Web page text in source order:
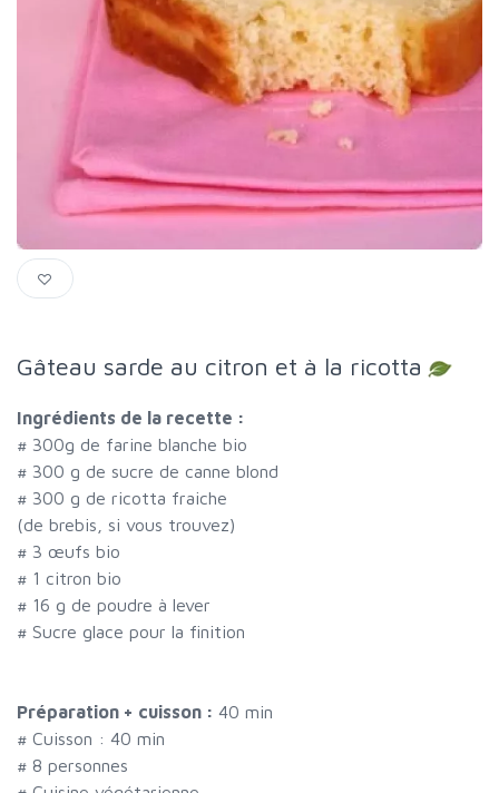
Gâteau sarde au citron et à la ricotta
Ingrédients de la recette :
# 300g de farine blanche bio
# 300 g de sucre de canne blond
# 300 g de ricotta fraiche
(de brebis, si vous trouvez)
# 3 œufs bio
# 1 citron bio
# 16 g de poudre à lever
# Sucre glace pour la finition
Préparation + cuisson : 40 min
# Cuisson : 40 min
# 8 personnes